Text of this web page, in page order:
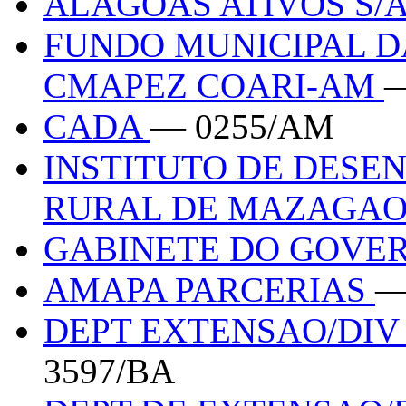
FUNDO MUNICIPAL
CMAPEZ COARI-AM
CADA— 0255/AM
INSTITUTO DE
RURAL DE
GABINETE DO
AMAPA PARCERIAS—
DEPT EXTENSAO/
3597/BA